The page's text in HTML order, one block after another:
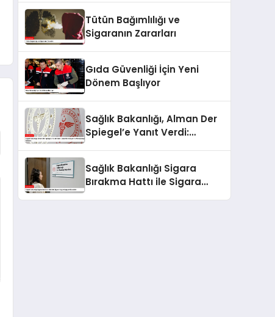
Tütün Bağımlılığı ve
Sigaranın Zararları
Gıda Güvenliği İçin Yeni
Dönem Başlıyor
Sağlık Bakanlığı, Alman Der
Spiegel’e Yanıt Verdi:
Sağlık Bakanlığı Sigara
Bırakma Hattı ile Sigara